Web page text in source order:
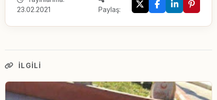
23.02.2021
Paylaş:
İLGILI